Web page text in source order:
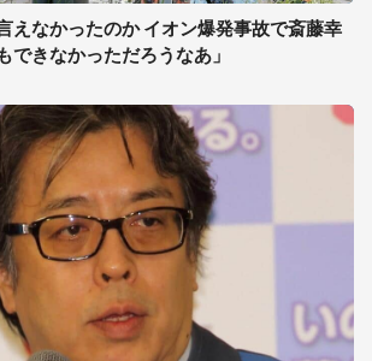
えなかったのか イオン爆発事故で斎藤幸
できなかっただろうなあ」